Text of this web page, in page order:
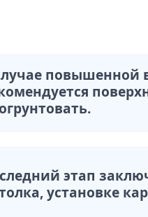
повышенной
этап
установке